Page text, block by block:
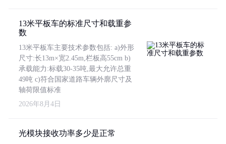
13米平板车的标准尺寸和载重参
数
13米平板车主要技术参数包括: a)外形
尺寸:长13m×宽2.45m,栏板高55cm b)
承载能力:标载30-35吨,最大允许总重
49吨 c)符合国家道路车辆外廓尺寸及
轴荷限值标准
2026年8月4日
光模块接收功率多少是正常